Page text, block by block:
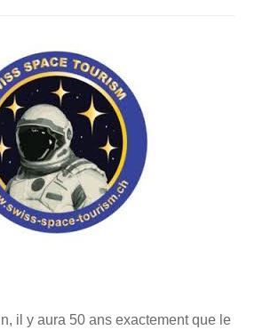
il y aura 50 ans exactement que le